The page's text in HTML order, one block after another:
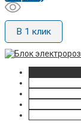
В 1 клик